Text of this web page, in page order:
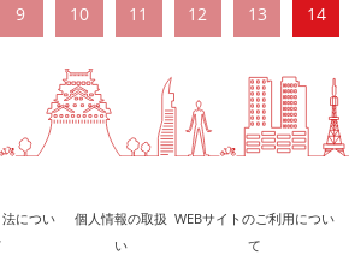
9 10 11 12 13 14
につい
個人情報の取扱
い
WEBサイトのご利用につい
て